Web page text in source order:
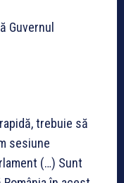
Guvernul
trebuie să
sesiune
(…) Sunt